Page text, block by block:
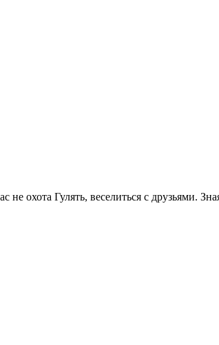
охота Гулять, веселиться с друзьями.